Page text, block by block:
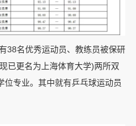
38名优秀运动员、教练员被保研
已更名为上海体育大学)两所双
专业。其中就有乒乓球运动员